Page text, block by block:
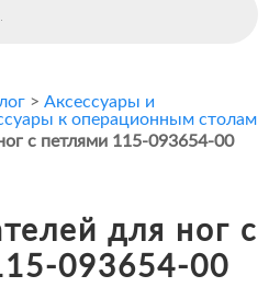
> Аксессуары и
к операционным столам
с петлями 115-093654-00
для ног с
093654-00